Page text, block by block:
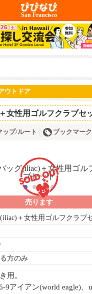
San Francisco
ウトドア
女性用ゴルフクラブセ
ップ/ルート ブックマーク
売ります
＋女性用ゴルフクラブ
方のみ
用。
9アイアン(world eagle)、